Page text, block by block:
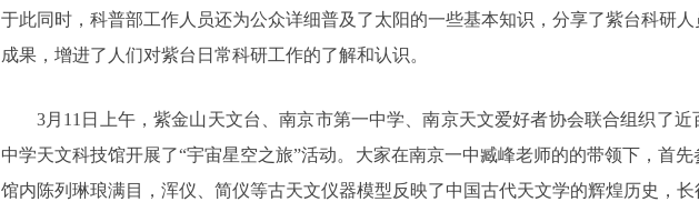
于此同时，科普部工作人员还为公众详细普及了太阳的一些基本知识，分享了紫台科研
成果，增进了人们对紫台日常科研工作的了解和认识。
3月11日上午，紫金山天文台、南京市第一中学、南京天文爱好者协会联合组织了近
中学天文科技馆开展了“宇宙星空之旅”活动。大家在南京一中臧峰老师的的带领下，首先
馆内陈列琳琅满目，浑仪、简仪等古天文仪器模型反映了中国古代天文学的辉煌历史，长